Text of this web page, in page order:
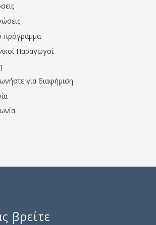
πρόγραμμα
Παραγωγοί
για διαφήμιση
βρείτε